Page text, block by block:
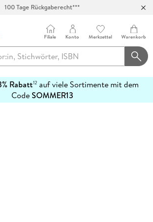
100 Tage Rückgaberecht***
Filiale Konto Merkzettel Warenkorb
Rabatt12auf viele Sortimente mit dem
CodeSOMMER13